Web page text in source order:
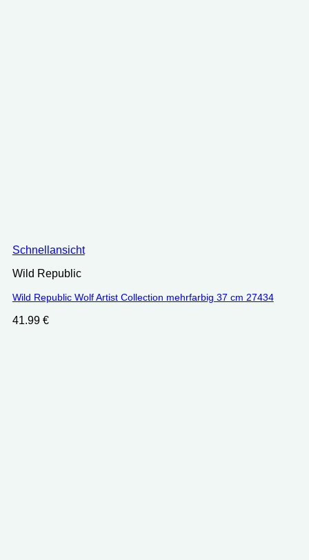
Schnellansicht
Wild Republic
Wild Republic Wolf Artist Collection mehrfarbig 37 cm 27434
41.99 €